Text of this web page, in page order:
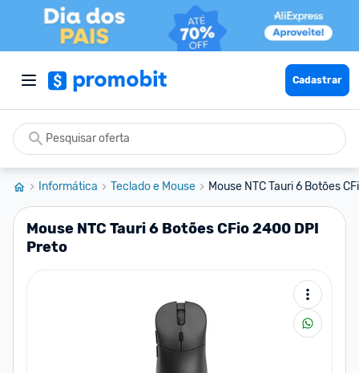
Cadastrar
Informática Teclado e Mouse Mouse NTC Tauri 6 Botões
Mouse NTC Tauri 6 Botões CFio 2400 DPI
Preto